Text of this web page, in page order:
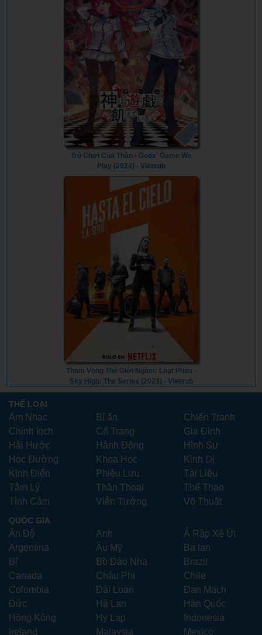
Trò Chơi Của Thần - Gods' Game We
Play (2024) - Vietsub
Tham Vọng Thế Giới Ngầm: Loạt Phim -
Sky High: The Series (2023) - Vietsub
THỂ LOẠI
Âm Nhạc Bí ẩn
Chiến Tranh
Chính kịch
Cổ Trang
Gia Đình
Hài Hước
Hành Động
Hình Sự
Học Đường
Khoa Học
Kinh Dị
Kinh Điển
Phiêu Lưu
Tài Liệu
Tâm Lý
Thần Thoại
Thể Thao
Tình Cảm
Viễn Tưởng Võ Thuật
QUỐC GIA
Ấn Độ Anh
Ả Rập Xê Út
Argentina
Âu Mỹ
Ba lan
Bỉ
Bồ Đào Nha
Brazil
Canada
Châu Phi
Chile
Colombia
Đài Loan
Đan Mạch
Đức
Hà Lan
Hàn Quốc
Hồng Kông
Hy Lạp
Indonesia
Ireland
Malaysia Mexico